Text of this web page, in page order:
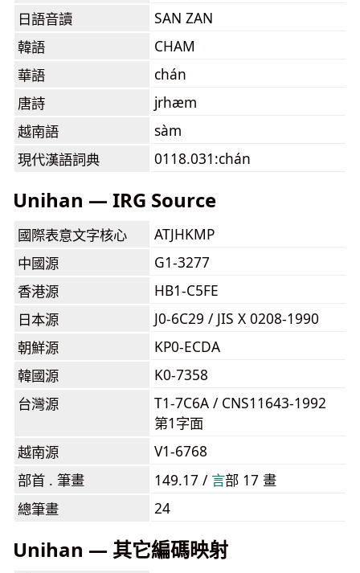
日語音讀
SAN ZAN
韓語
CHAM
華語
chán
唐詩
jrhæm
越南語
sàm
現代漢語詞典
0118.031:chán
Unihan — IRG Source
國際表意文字核心
ATJHKMP
中國源
G1-3277
香港源
HB1-C5FE
日本源
J0-6C29 / JIS X 0208-1990
朝鮮源
KP0-ECDA
韓國源
K0-7358
台灣源
T1-7C6A / CNS11643-1992
第1字面
越南源
V1-6768
部首 . 筆畫
149.17 / ⾔部 17 畫
總筆畫
24
Unihan — 其它編碼映射